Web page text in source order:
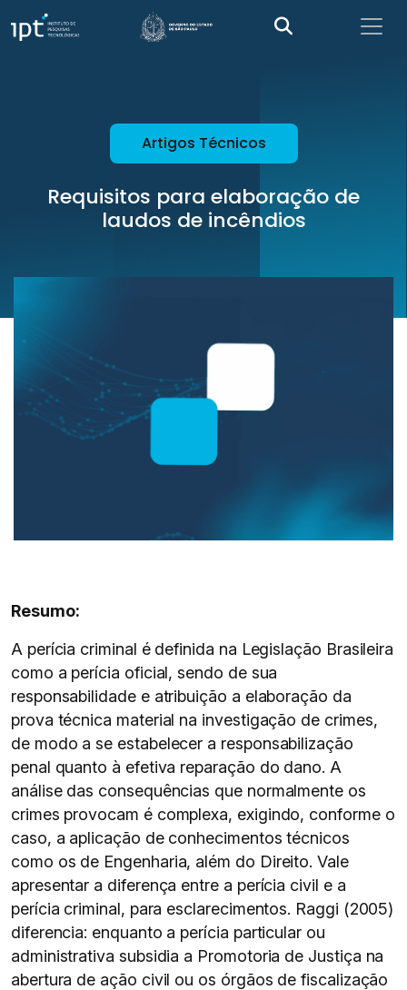
Artigos Técnicos
Requisitos para elaboração de
laudos de incêndios
Resumo:
A perícia criminal é definida na Legislação Brasileira
como a perícia oficial, sendo de sua
responsabilidade e atribuição a elaboração da
prova técnica material na investigação de crimes,
de modo a se estabelecer a responsabilização
penal quanto à efetiva reparação do dano. A
análise das consequências que normalmente os
crimes provocam é complexa, exigindo, conforme o
caso, a aplicação de conhecimentos técnicos
como os de Engenharia, além do Direito. Vale
apresentar a diferença entre a perícia civil e a
perícia criminal, para esclarecimentos. Raggi (2005)
diferencia: enquanto a perícia particular ou
administrativa subsidia a Promotoria de Justiça na
abertura de ação civil ou os órgãos de fiscalização